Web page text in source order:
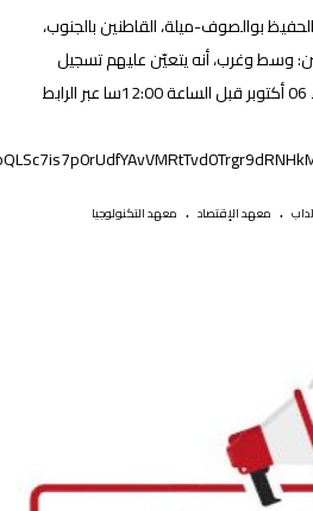
بوالصوف-ميلة، القاطنين بالجنوب،
وسط وغرب، أنه يتعيّن عليهم تسجيل
أنفسهم في أجل أقصاه الثلاثاء 06 أكتوبر قبل الساعة 12:00سا عبر الرابط
. معهد الإقتصاد . معهد التكنولوجيا